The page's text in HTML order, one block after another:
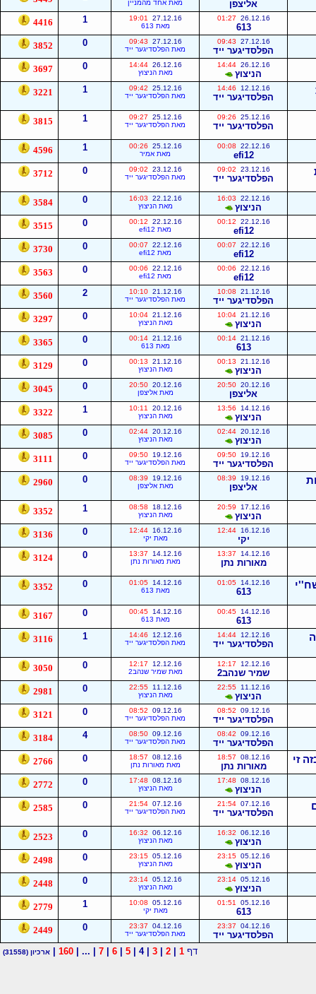
אליצפן
מאת אחד מהמניין
26.12.16
01:27
613
27.12.16
19:01
מאת 613
1
4416
27.12.16
09:43
הפלסדיגער ייד
27.12.16
09:43
מאת הפלסדיגער ייד
0
3852
26.12.16
14:44
הניצוץ
26.12.16
14:44
מאת הניצוץ
0
3697
12.12.16
14:46
הפלסדיגער ייד
25.12.16
09:42
מאת הפלסדיגער ייד
1
3221
25.12.16
09:26
הפלסדיגער ייד
25.12.16
09:27
מאת הפלסדיגער ייד
1
3815
22.12.16
00:08
efi12
25.12.16
00:26
מאת אמיר
1
4596
23.12.16
09:02
הפלסדיגער ייד
23.12.16
09:02
מאת הפלסדיגער ייד
0
3712
22.12.16
16:03
הניצוץ
22.12.16
16:03
מאת הניצוץ
0
3584
22.12.16
00:12
efi12
22.12.16
00:12
מאת efi12
0
3515
22.12.16
00:07
efi12
22.12.16
00:07
מאת efi12
0
3730
22.12.16
00:06
efi12
22.12.16
00:06
מאת efi12
0
3563
21.12.16
10:08
הפלסדיגער ייד
21.12.16
10:10
מאת הפלסדיגער ייד
2
3560
21.12.16
10:04
הניצוץ
21.12.16
10:04
מאת הניצוץ
0
3297
21.12.16
00:14
613
21.12.16
00:14
מאת 613
0
3365
21.12.16
00:13
הניצוץ
21.12.16
00:13
מאת הניצוץ
0
3129
20.12.16
20:50
אליצפן
20.12.16
20:50
מאת אליצפן
0
3045
14.12.16
13:56
הניצוץ
20.12.16
10:11
מאת הניצוץ
1
3322
20.12.16
02:44
הניצוץ
20.12.16
02:44
מאת הניצוץ
0
3085
19.12.16
09:50
הפלסדיגער ייד
19.12.16
09:50
מאת הפלסדיגער ייד
0
3111
19.12.16
08:39
אליצפן
19.12.16
08:39
מאת אליצפן
0
2960
17.12.16
20:59
הניצוץ
18.12.16
08:58
מאת הניצוץ
1
3352
16.12.16
12:44
יקי
16.12.16
12:44
מאת יקי
0
3136
14.12.16
13:37
מאורות נתן
14.12.16
13:37
מאת מאורות נתן
0
3124
14.12.16
01:05
613
14.12.16
01:05
מאת 613
0
3352
14.12.16
00:45
613
14.12.16
00:45
מאת 613
0
3167
12.12.16
14:44
הפלסדיגער ייד
12.12.16
14:46
מאת הפלסדיגער ייד
1
3116
12.12.16
12:17
שמיר שנהב2
12.12.16
12:17
מאת שמיר שנהב2
0
3050
11.12.16
22:55
הניצוץ
11.12.16
22:55
מאת הניצוץ
0
2981
09.12.16
08:52
הפלסדיגער ייד
09.12.16
08:52
מאת הפלסדיגער ייד
0
3121
09.12.16
08:42
הפלסדיגער ייד
09.12.16
08:50
מאת הפלסדיגער ייד
4
3184
08.12.16
18:57
מאורות נתן
08.12.16
18:57
מאת מאורות נתן
0
2766
08.12.16
17:48
הניצוץ
08.12.16
17:48
מאת הניצוץ
0
2772
07.12.16
21:54
הפלסדיגער ייד
07.12.16
21:54
מאת הפלסדיגער ייד
0
2585
06.12.16
16:32
הניצוץ
06.12.16
16:32
מאת הניצוץ
0
2523
05.12.16
23:15
הניצוץ
05.12.16
23:15
מאת הניצוץ
0
2498
05.12.16
23:14
הניצוץ
05.12.16
23:14
מאת הניצוץ
0
2448
05.12.16
01:51
613
05.12.16
10:08
מאת יקי
1
2779
04.12.16
23:37
הפלסדיגער ייד
04.12.16
23:37
מאת הפלסדיגער ייד
0
2449
דף 1
2
3
| 4 |
5
6
7
| ... |
160 ארכיון (31558)